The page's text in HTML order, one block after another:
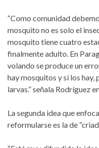
“Como comunidad
mosquito no es solo el
mosquito tiene cuatro
finalmente adulto. En
volando se produce un
hay mosquitos y sí los hay,
larvas.” señala Rodríguez
La segunda idea que
reformularse es la de